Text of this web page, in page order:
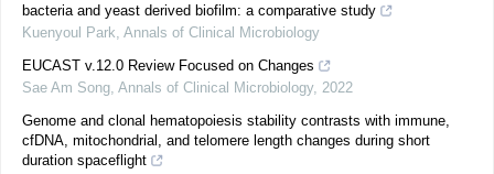
bacteria and yeast derived biofilm: a comparative study
Kuenyoul Park Annals of Clinical Microbiology
EUCAST v.12.0 Review Focused on Changes
Sae Am Song Annals of Clinical Microbiology, 2022
Genome and clonal hematopoiesis stability contrasts with immune,
cfDNA, mitochondrial, and telomere length changes during short
duration spaceflight